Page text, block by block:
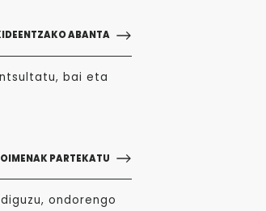
ABANTA
bai eta
PARTEKATU
ondorengo